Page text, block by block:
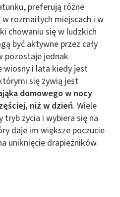
preferują różne
rozmaitych miejscach i w
chowaniu się w ludzkich
być aktywne przez cały
pozostaje jednak
wiosny i lata kiedy jest
się żywią jest
domowego w nocy
niż w dzień. Wiele
życia i wybiera się na
daje im większe poczucie
uniknięcie drapieżników.